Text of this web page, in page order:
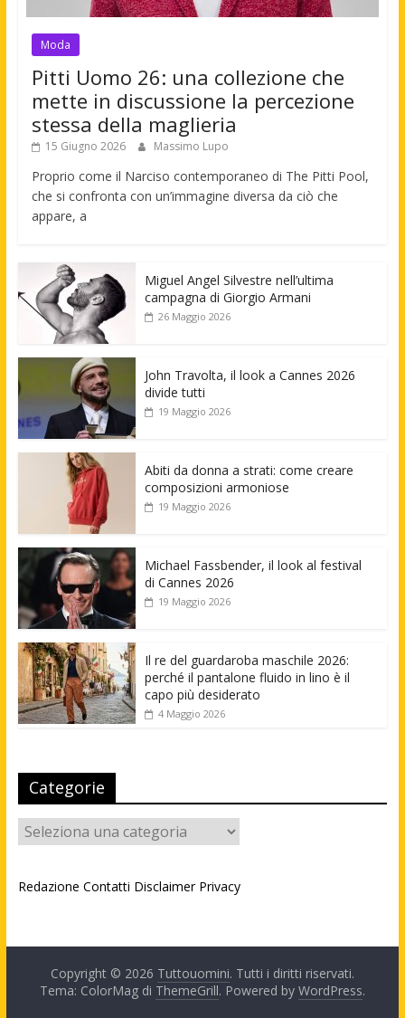
Moda
Pitti Uomo 26: una collezione che
mette in discussione la percezione
stessa della maglieria
15 Giugno 2026 Massimo Lupo
Proprio come il Narciso contemporaneo di The Pitti Pool,
che si confronta con un’immagine diversa da ciò che
appare, a
Miguel Angel Silvestre nell’ultima
campagna di Giorgio Armani
26 Maggio 2026
John Travolta, il look a Cannes 2026
divide tutti
19 Maggio 2026
Abiti da donna a strati: come creare
composizioni armoniose
19 Maggio 2026
Michael Fassbender, il look al festival
di Cannes 2026
19 Maggio 2026
Il re del guardaroba maschile 2026:
perché il pantalone fluido in lino è il
capo più desiderato
4 Maggio 2026
Categorie
Categorie
Redazione Contatti Disclaimer Privacy
Copyright © 2026 Tuttouomini. Tutti i diritti riservati.
Tema: ColorMag di ThemeGrill. Powered by WordPress.